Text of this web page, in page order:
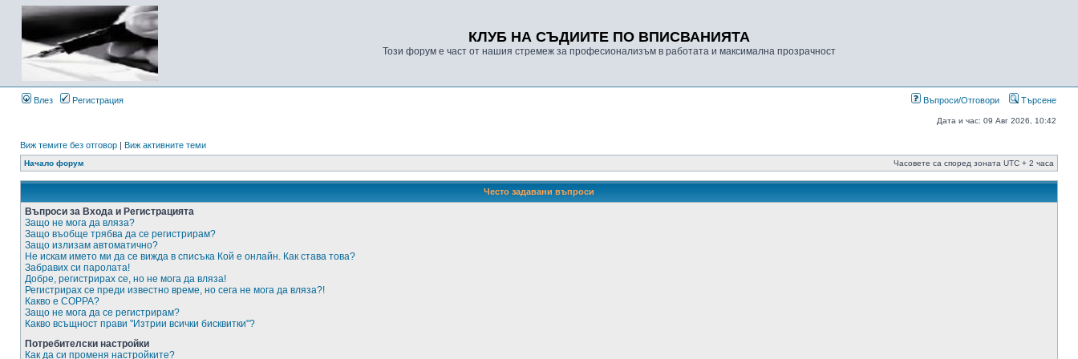
КЛУБ НА СЪДИИТЕ ПО ВПИСВАНИЯТА
Този форум е част от нашия стремеж за професионализъм в работата и максимална прозрачност
Влез Регистрация Въпроси/Отговори Търсене
Дата и час: 09 Авг 2026, 10:42
Виж темите без отговор | Виж активните теми
Начало форум Часовете са според зоната UTC + 2 часа
Често задавани въпроси
Въпроси за Входа и Регистрацията
Защо не мога да вляза?
Защо въобще трябва да се регистрирам?
Защо излизам автоматично?
Не искам името ми да се вижда в списъка Кой е онлайн. Как става това?
Забравих си паролата!
Добре, регистрирах се, но не мога да вляза!
Регистрирах се преди известно време, но сега не мога да вляза?!
Какво е COPPA?
Защо не мога да се регистрирам?
Какво всъщност прави "Изтрии всички бисквитки"?
Потребителски настройки
Как да си променя настройките?